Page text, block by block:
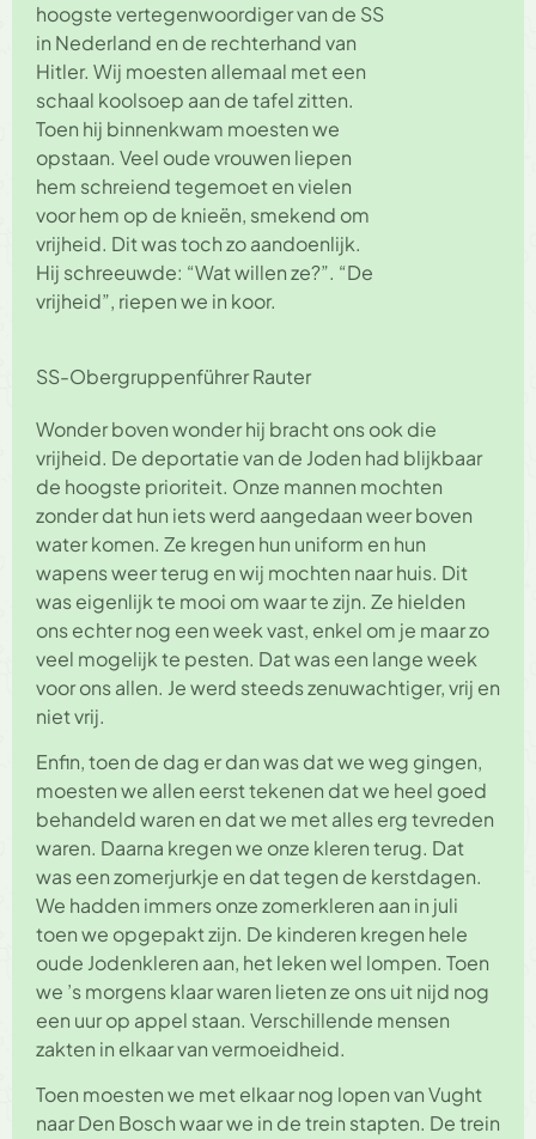
hoogste vertegenwoordiger van de SS
in Nederland en de rechterhand van
Hitler. Wij moesten allemaal met een
schaal koolsoep aan de tafel zitten.
Toen hij binnenkwam moesten we
opstaan. Veel oude vrouwen liepen
hem schreiend tegemoet en vielen
voor hem op de knieën, smekend om
vrijheid. Dit was toch zo aandoenlijk.
Hij schreeuwde: “Wat willen ze?”. “De
vrijheid”, riepen we in koor.
SS-Obergruppenführer Rauter
Wonder boven wonder hij bracht ons ook die
vrijheid. De deportatie van de Joden had blijkbaar
de hoogste prioriteit. Onze mannen mochten
zonder dat hun iets werd aangedaan weer boven
water komen. Ze kregen hun uniform en hun
wapens weer terug en wij mochten naar huis. Dit
was eigenlijk te mooi om waar te zijn. Ze hielden
ons echter nog een week vast, enkel om je maar zo
veel mogelijk te pesten. Dat was een lange week
voor ons allen. Je werd steeds zenuwachtiger, vrij en
niet vrij.
Enfin, toen de dag er dan was dat we weg gingen,
moesten we allen eerst tekenen dat we heel goed
behandeld waren en dat we met alles erg tevreden
waren. Daarna kregen we onze kleren terug. Dat
was een zomerjurkje en dat tegen de kerstdagen.
We hadden immers onze zomerkleren aan in juli
toen we opgepakt zijn. De kinderen kregen hele
oude Jodenkleren aan, het leken wel lompen. Toen
we ’s morgens klaar waren lieten ze ons uit nijd nog
een uur op appel staan. Verschillende mensen
zakten in elkaar van vermoeidheid.
Toen moesten we met elkaar nog lopen van Vught
naar Den Bosch waar we in de trein stapten. De trein